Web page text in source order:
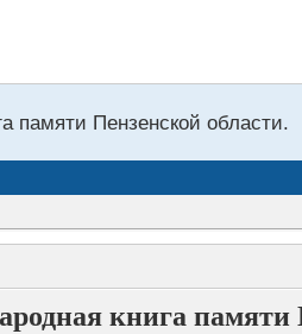
памяти Пензенской области.
книга памяти